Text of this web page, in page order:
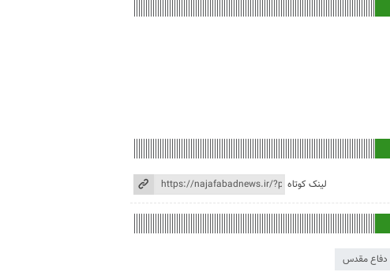
لینک کوتاه
دفاع مقدس